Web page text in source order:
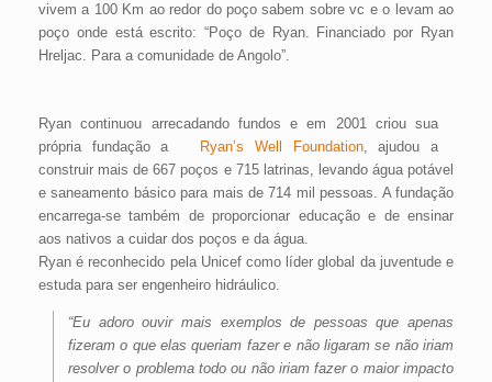
vivem a 100 Km ao redor do poço sabem sobre vc e o levam ao
poço onde está escrito:“Poço de Ryan. Financiado por Ryan
Hreljac. Para a comunidade de Angolo”.
Ryan continuou arrecadando fundos e em 2001 criou sua
própria fundação a
Ryan’s Well Foundation, ajudou a
construir mais de 667 poços e 715 latrinas, levando água potável
e saneamento básico para mais de 714 mil pessoas. A fundação
encarrega-se também de proporcionar educação e de ensinar
aos nativos a cuidar dos poços e da água.
Ryan é reconhecido pela Unicef como líder global da juventude e
estuda para ser engenheiro hidráulico.
“Eu adoro ouvir mais exemplos de pessoas que apenas
fizeram o que elas queriam fazer e não ligaram se não iriam
resolver o problema todo ou não iriam fazer o maior impacto